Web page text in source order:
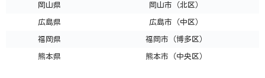
岡山県 岡山市（北区）
広島県 広島市（中区）
福岡県 福岡市（博多区）
熊本県 熊本市（中央区）